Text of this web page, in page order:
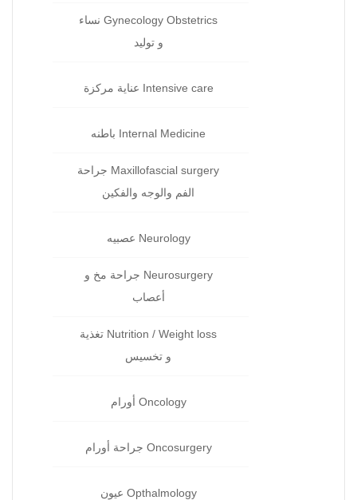
Gynecology Obstetrics نساء
و توليد‏
Intensive care عناية مركزة‏
Internal Medicine باطنه
Maxillofascial surgery جراحة
الفم والوجه والفكين
Neurology عصبيه
Neurosurgery جراحة مخ و
أعصاب
Nutrition / Weight loss تغذية
و تخسيس
Oncology أورام
Oncosurgery جراحة‏ أورام
Opthalmology عيون‏